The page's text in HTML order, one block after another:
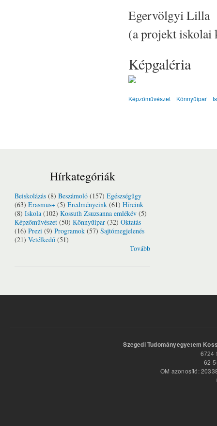
Egervölgyi Lilla
(a projekt iskolai
Képgaléria
Képzőművészet Könnyűipar
Hírkategóriák
Beiskolázás (8) Beszámoló (157) Egészségügy
(63) Erasmus+ (5) Eredményeink (61) Híreink
(8) Iskola (102) Kossuth Zsuzsanna emlékév (5)
Képzőművészet (50) Könnyűipar (32) Oktatás
(16) Prezi (9) Programok (57) Sajtómegjelenés
(21) Vetélkedő (51)
Tovább
Szegedi Tudományegyetem
6724
62-
OM azonosító: